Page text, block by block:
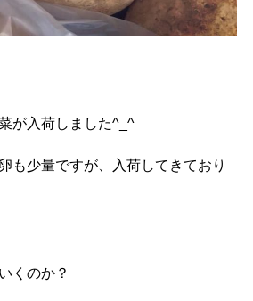
が入荷しました^_^
も少量ですが、入荷してきており
くのか？